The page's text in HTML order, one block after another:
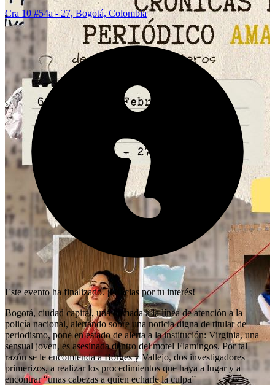
Cra 10 #54a - 27, Bogotá, Colombia
Este evento ha finalizado. ¡Gracias por tu interés!
Bogotá, ciudad capital, una llamada a la línea de atención a la
policía nacional, alertando sobre una noticia digna de titular de
periodismo, pone en estado de alerta a la institución: Virginia, una
sensual joven, es asesinada dentro del motel Flamingos. Por tal
razón se le encomienda a Borges y Vallejo, dos investigadores
primerizos, a realizar los procedimientos que haya a lugar y a
encontrar “unas cabezas a quien echarle la culpa”